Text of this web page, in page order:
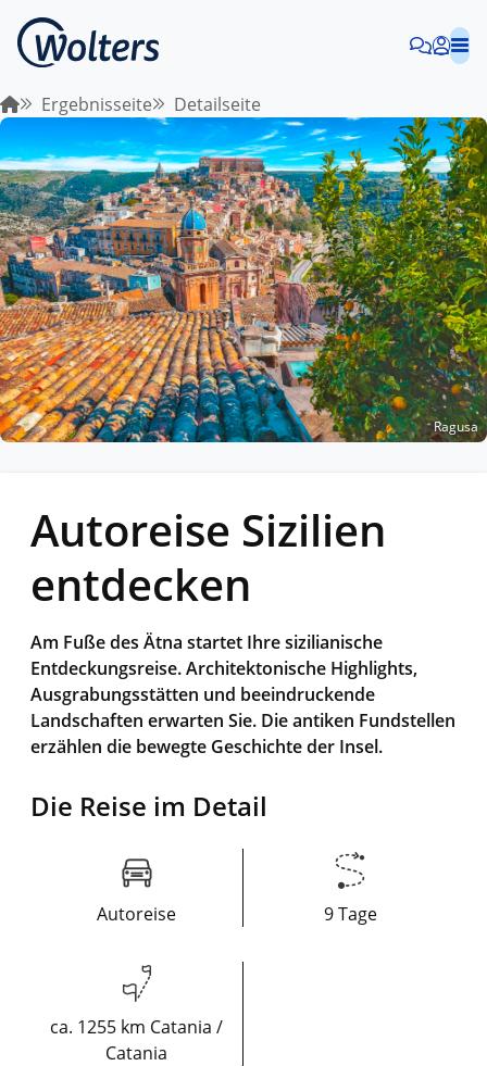
Ergebnisseite Detailseite
Ragusa
Autoreise Sizilien
entdecken
Am Fuße des Ätna startet Ihre sizilianische
Entdeckungsreise. Architektonische Highlights,
Ausgrabungsstätten und beeindruckende
Landschaften erwarten Sie. Die antiken Fundstellen
erzählen die bewegte Geschichte der Insel.
Die Reise im Detail
Autoreise 9 Tage
ca. 1255 km Catania /
Catania